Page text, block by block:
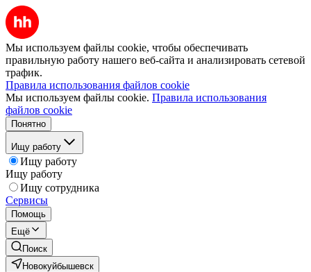
Мы используем файлы cookie, чтобы обеспечивать
правильную работу нашего веб-сайта и анализировать сетевой
трафик.
Правила использования файлов cookie
Мы используем файлы cookie. Правила использования
файлов cookie
Понятно
Ищу работу
Ищу работу
Ищу работу
Ищу сотрудника
Сервисы
Помощь
Ещё
Поиск
Новокуйбышевск